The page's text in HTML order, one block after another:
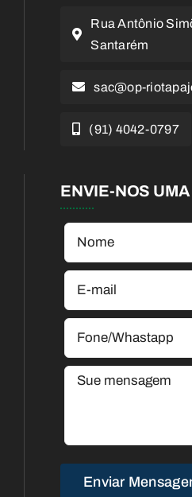
Rua Antônio
Santarém
sac@op-
(91) 4042-0797
ENVIE-NOS